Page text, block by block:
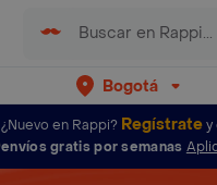
Bogotá
¿Nuevo en Rappi? Regístratey
envíos gratis por semanas